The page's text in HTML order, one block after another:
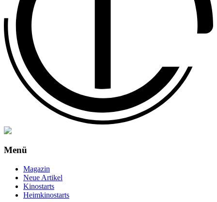
Menü
Magazin
Neue Artikel
Kinostarts
Heimkinostarts